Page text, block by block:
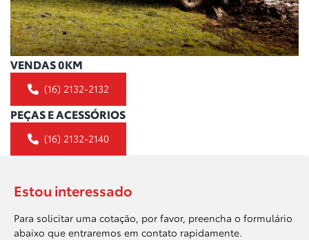
Estou interessado
Para solicitar uma cotação, por favor, preencha o formulário
abaixo que entraremos em contato rapidamente.
VENDAS 0KM
(16) 2132-2132
PEÇAS E ACESSÓRIOS
(16) 2132-2140